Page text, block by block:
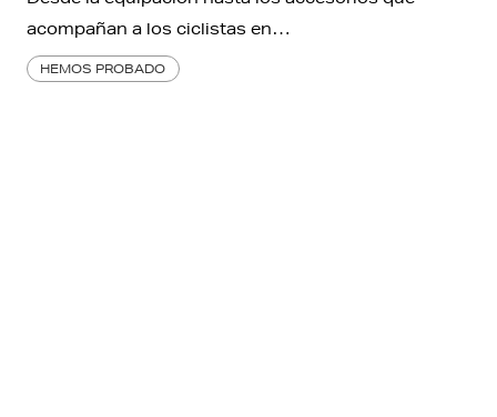
acompañan a los ciclistas en…
HEMOS PROBADO